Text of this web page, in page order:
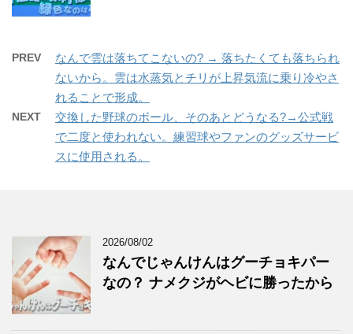
PREV
なんで雲は落ちてこないの? → 落ちたくても落ちられ
ないから。雲は水蒸気とチリが上昇気流に乗り冷やさ
れることで形成。
NEXT
交換した野球のボール、そのあとどうなる?→公式戦
で二度と使われない。練習球やファンのグッズサービ
スに使用される。
2026/08/02
なんでじゃんけんはグーチョキパー
なの？ ナメクジがヘビに勝ったから